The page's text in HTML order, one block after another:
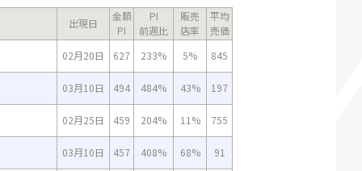
出現日
金額
PI
PI
前週比
販売
店率
平均
売価
02月20日
627 233% 5% 845
03月10日 494 484% 43% 197
02月25日 459 204% 11% 755
03月10日 457 408% 68% 91